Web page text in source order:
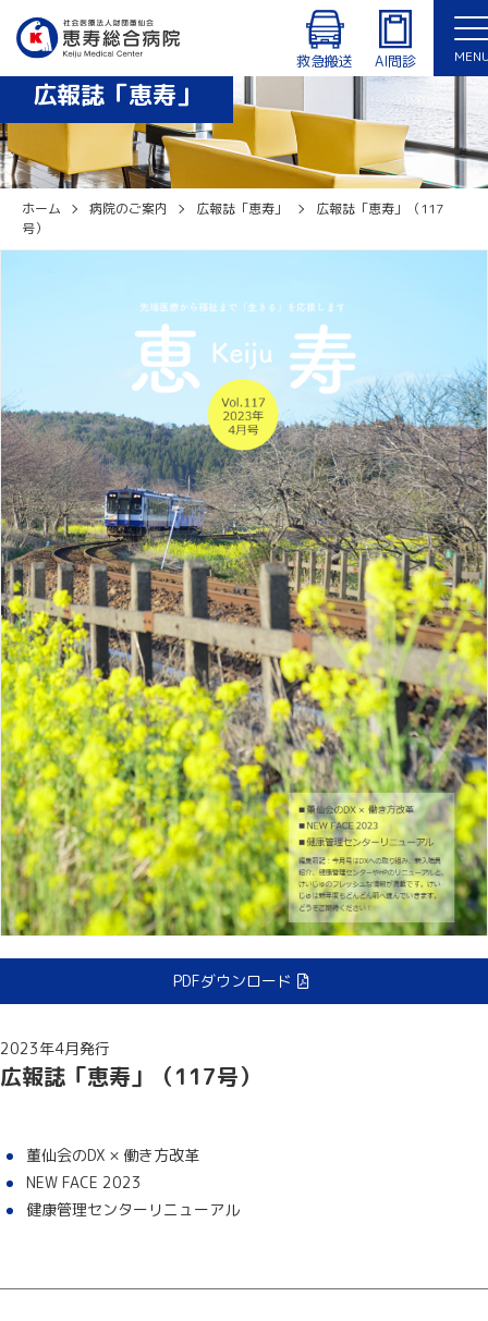
救急搬送 AI問診
診療時間：8:30〜12:30、14:00〜17:15（月〜金曜日）
外来・入院患者専用Wi-Fiあり
休診日：土曜日、日曜日、祝日、年末年始（12/29〜1/3）
広報誌「恵寿」
ホーム 病院のご案内 広報誌「恵寿」
広報誌「恵寿」（117
号）
PDFダウンロード
2023年4月発行
広報誌「恵寿」（117号）
董仙会のDX × 働き方改革
NEW FACE 2023
健康管理センターリニューアル